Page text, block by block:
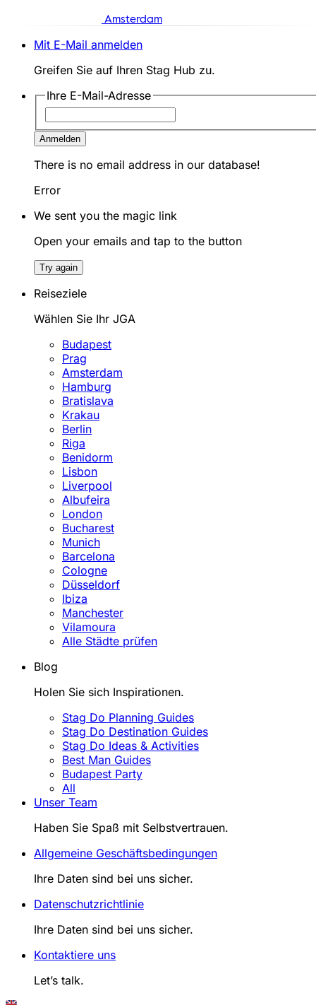
Amsterdam
Mit E-Mail anmelden
Greifen Sie auf Ihren Stag Hub zu.
Ihre E-Mail-Adresse
Anmelden
There is no email address in our database!
Error
We sent you the magic link
Open your emails and tap to the button
Try again
Reiseziele
Wählen Sie Ihr JGA
Budapest
Prag
Amsterdam
Hamburg
Bratislava
Krakau
Berlin
Riga
Benidorm
Lisbon
Liverpool
Albufeira
London
Bucharest
Munich
Barcelona
Cologne
Düsseldorf
Ibiza
Manchester
Vilamoura
Alle Städte prüfen
Blog
Holen Sie sich Inspirationen.
Stag Do Planning Guides
Stag Do Destination Guides
Stag Do Ideas & Activities
Best Man Guides
Budapest Party
All
Unser Team
Haben Sie Spaß mit Selbstvertrauen.
Allgemeine Geschäftsbedingungen
Ihre Daten sind bei uns sicher.
Datenschutzrichtlinie
Ihre Daten sind bei uns sicher.
Kontaktiere uns
Let’s talk.